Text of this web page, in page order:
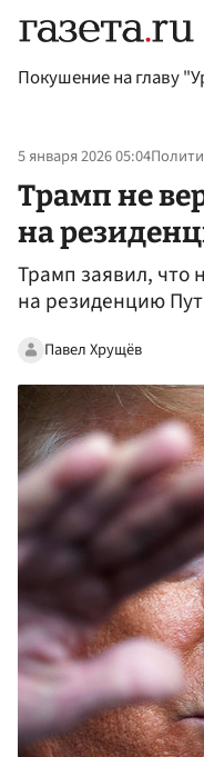
Покушение на главу
5 января 2026 05:04
Трамп не
на
Трамп заявил, что
на резиденцию
Павел Хрущёв